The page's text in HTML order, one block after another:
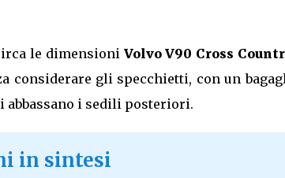
le dimensioni Volvo V90 Cross
considerare gli specchietti, con un
abbassano i sedili posteriori.
in sintesi